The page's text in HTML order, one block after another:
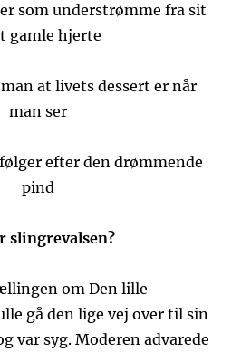
som understrømme fra sit
gamle hjerte
at livets dessert er når
man ser
efter den drømmende
pind
slingrevalsen?
om Den lille
gå den lige vej over til sin
var syg. Moderen advarede